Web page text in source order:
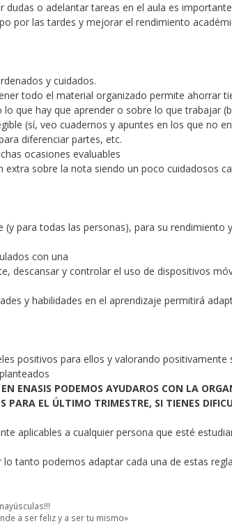
o adelantar tareas en el aula es
por las tardes y mejorar el rendimiento
y cuidados.
todo el material organizado permite ahorrar
que hay que aprender o sobre lo que trabajar
(sí, veo cuadernos y apuntes en los que no
diferenciar partes, etc.
ocasiones evaluables
extra sobre la nota siendo un poco cuidadosos
para todas las personas), para su rendimiento
con una
descansar y controlar el uso de dispositivos
y habilidades en el aprendizaje permitirá
positivos para ellos y valorando positivamente
ENASIS PODEMOS AYUDAROS CON LA
PARA EL ÚLTIMO TRIMESTRE, SI TIENES
aplicables a cualquier persona que esté
tanto podemos adaptar cada una de estas
a ser feliz y a ser tu mismo»